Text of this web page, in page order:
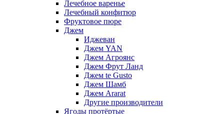
Лечебное варенье
Лечебный конфитюр
Фруктовое пюре
Джем
Иджеван
Джем YAN
Джем Агроянс
Джем Фрут Ланд
Джем te Gusto
Джем Шамб
Джем Ararat
Другие производители
Ягоды протёртые